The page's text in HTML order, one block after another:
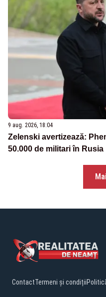
9 aug. 2026, 18:04
Zelenski avertizează:
50.000 de militari în Rusia
ContactTermeni și condiții